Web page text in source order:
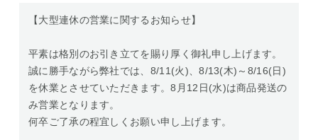
【大型連休の営業に関するお知らせ】
平素は格別のお引き立てを賜り厚く御礼申し上げます。
誠に勝手ながら弊社では、8/11(火)、8/13(木)～8/16(日)
を休業とさせていただきます。8月12日(水)は商品発送の
み営業となります。
何卒ご了承の程宜しくお願い申し上げます。